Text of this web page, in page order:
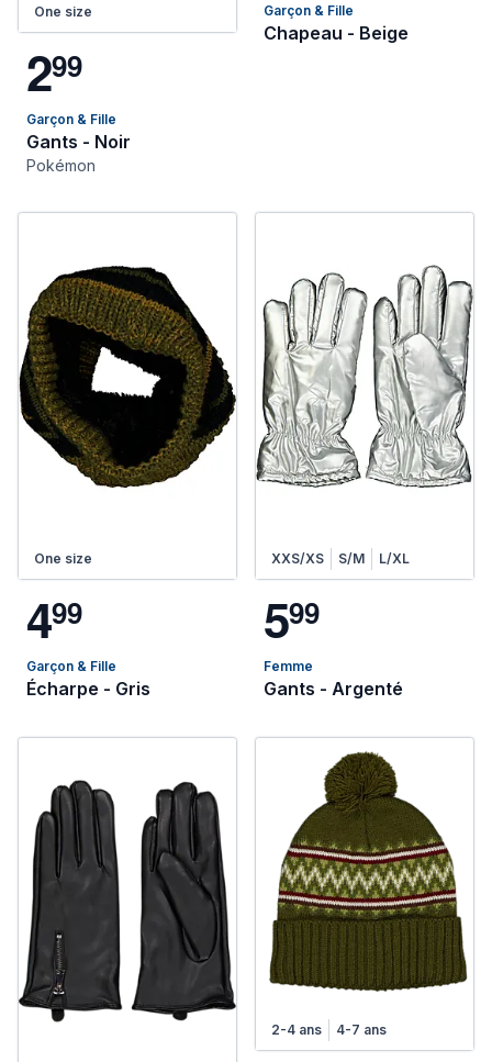
One size
299
Garçon & Fille
Gants - Noir
Pokémon
Garçon & Fille
Chapeau - Beige
One size
499
Garçon & Fille
Écharpe - Gris
XXS/XS S/M L/XL
599
Femme
Gants - Argenté
2-4 ans 4-7 ans